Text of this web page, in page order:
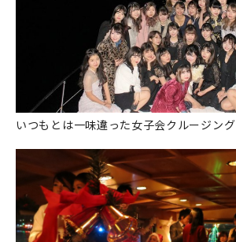
いつもとは一味違った女子会クルージング